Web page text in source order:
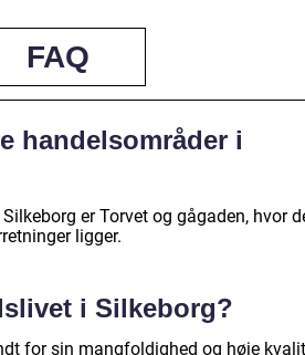
FAQ
handelsområder i
er Torvet og gågaden, hvor
ligger.
i Silkeborg?
for sin mangfoldighed og høje